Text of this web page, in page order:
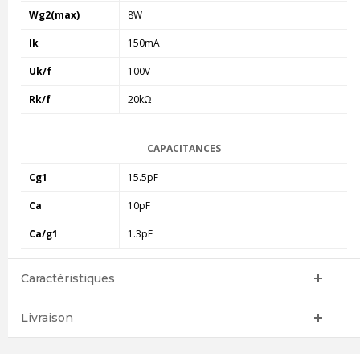
Wg2(max) 8W
Ik 150mA
Uk/f 100V
Rk/f 20kΩ
CAPACITANCES
Cg1 15.5pF
Ca 10pF
Ca/g1 1.3pF
Caractéristiques
Livraison